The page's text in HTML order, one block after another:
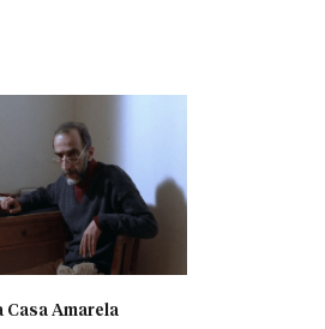
Casa Amarela